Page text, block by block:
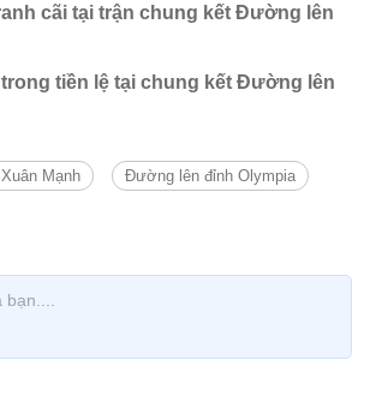
cãi tại trận chung kết Đường lên
tiền lệ tại chung kết Đường lên
Mạnh Đường lên đỉnh Olympia